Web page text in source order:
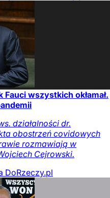
wszystkich okłamał.
działalności dr.
obostrzeń covidowych
rozmawiają w
Cejrowski.
DoRzeczy.pl